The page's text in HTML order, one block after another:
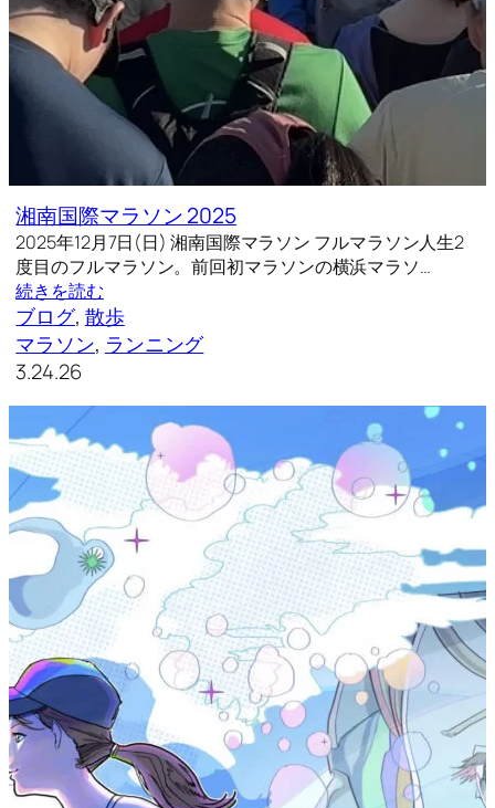
湘南国際マラソン 2025
2025年12月7日(日) 湘南国際マラソン フルマラソン人生2
度目のフルマラソン。前回初マラソンの横浜マラソ…
続きを読む
ブログ, 散歩
マラソン, ランニング
3.24.26